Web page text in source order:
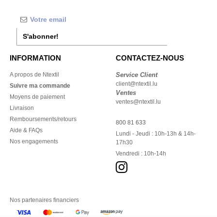
S'abonner!
INFORMATION
A propos de Ntextil
Suivre ma commande
Moyens de paiement
Livraison
Remboursements/retours
Aide & FAQs
Nos engagements
CONTACTEZ-NOUS
Service Client
client@ntextil.lu
Ventes
ventes@ntextil.lu
800 81 633
Lundi - Jeudi : 10h-13h & 14h-
17h30
Vendredi : 10h-14h
Nos partenaires financiers